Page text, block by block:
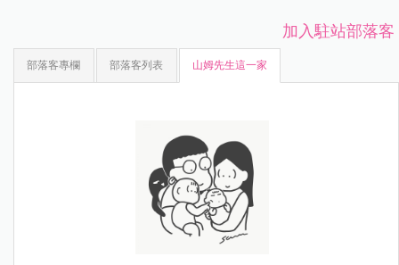
加入駐站部落客
部落客專欄 部落客列表 山姆先生這一家